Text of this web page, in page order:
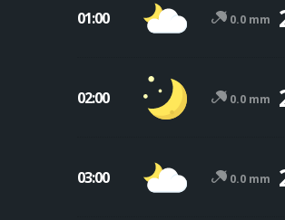
01:00 0.0 mm
02:00 0.0 mm
03:00 0.0 mm